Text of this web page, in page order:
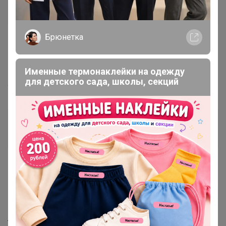
Гений СП
17 июня, 2020 13:50
Бонифаций, Добрый день! Подскажите, какое кофе
лучше подойдет для кофемашины?
Бонифаций
Серебряный организатор
17 июня, 2020 18:07
angel2014, Здравствуйте! Это среднего помола кофе,
или если есть кофемолка то лучше в зернах брать.
Любой кофе подойдет для любого способа
Алекса
Качественная школьная одежда для
мальчиков